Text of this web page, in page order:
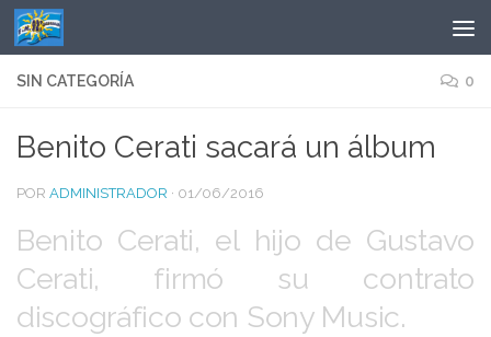
Saltar al contenido
SIN CATEGORÍA 0
Benito Cerati sacará un álbum
POR ADMINISTRADOR · 01/06/2016
Benito Cerati, el hijo de Gustavo
Cerati, firmó su contrato
discográfico con Sony Music.